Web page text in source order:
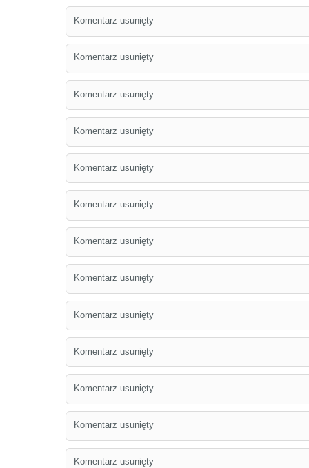
Komentarz usunięty
Komentarz usunięty
Komentarz usunięty
Komentarz usunięty
Komentarz usunięty
Komentarz usunięty
Komentarz usunięty
Komentarz usunięty
Komentarz usunięty
Komentarz usunięty
Komentarz usunięty
Komentarz usunięty
Komentarz usunięty